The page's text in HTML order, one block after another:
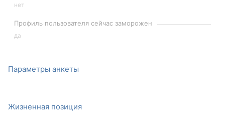
нет
Профиль пользователя сейчас заморожен
да
Параметры анкеты
Жизненная позиция